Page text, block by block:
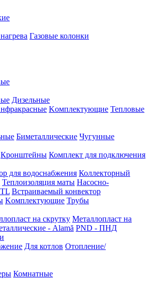
Газовые колонки
Дизельные
Kомплектующие Тепловые
Биметаллические Чугунные
Кронштейны Комплект для подключения
для водоснабжения Коллекторный
Теплоизоляция маты Насосно-
Встраиваемый конвектор
Kомплектующие Трубы
на скрутку Металлопласт на
- Alamă PND - ПНД
Для котлов Отопление/
Комнатные